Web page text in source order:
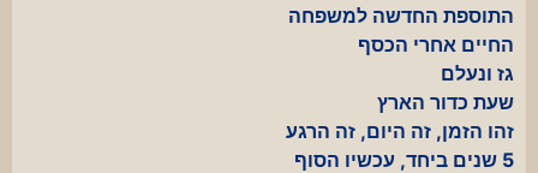
התוספת החדשה למשפחה
החיים אחרי הכסף
גז ונעלם
שעת כדור הארץ
זהו הזמן, זה היום, זה הרגע
5 שנים ביחד, עכשיו הסוף